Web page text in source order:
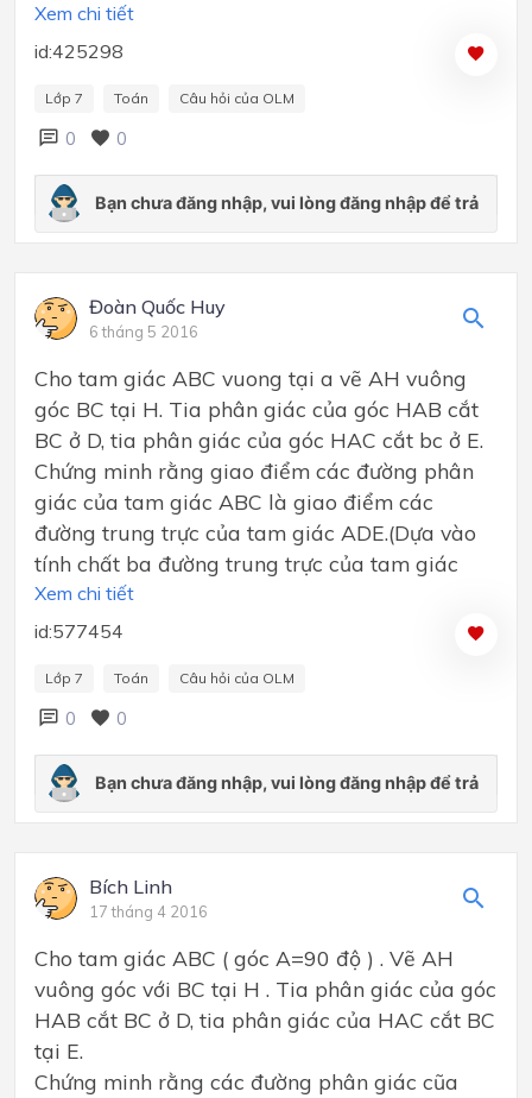
Xem chi tiết
id:425298
Lớp 7 Toán Câu hỏi của OLM
0 0
Đoàn Quốc Huy
6 tháng 5 2016
Cho tam giác ABC vuong tại a vẽ AH vuông
góc BC tại H. Tia phân giác của góc HAB cắt
BC ở D, tia phân giác của góc HAC cắt bc ở E.
Chứng minh rằng giao điểm các đường phân
giác của tam giác ABC là giao điểm các
đường trung trực của tam giác ADE.(Dựa vào
tính chất ba đường trung trực của tam giác
Xem chi tiết
id:577454
Lớp 7 Toán Câu hỏi của OLM
0 0
Bích Linh
17 tháng 4 2016
Cho tam giác ABC ( góc A=90 độ ) . Vẽ AH
vuông góc với BC tại H . Tia phân giác của góc
HAB cắt BC ở D, tia phân giác của HAC cắt BC
tại E.
Chứng minh rằng các đường phân giác cũa